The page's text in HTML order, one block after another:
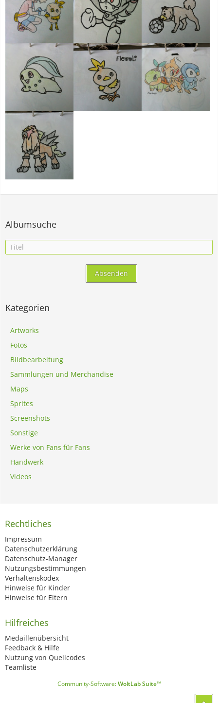
Albumsuche
Kategorien
Artworks
Fotos
Bildbearbeitung
Sammlungen und Merchandise
Maps
Sprites
Screenshots
Sonstige
Werke von Fans für Fans
Handwerk
Videos
Rechtliches
Impressum
Datenschutzerklärung
Datenschutz-Manager
Nutzungsbestimmungen
Verhaltenskodex
Hinweise für Kinder
Hinweise für Eltern
Hilfreiches
Medaillenübersicht
Feedback & Hilfe
Nutzung von Quellcodes
Teamliste
Community-Software:WoltLab Suite™